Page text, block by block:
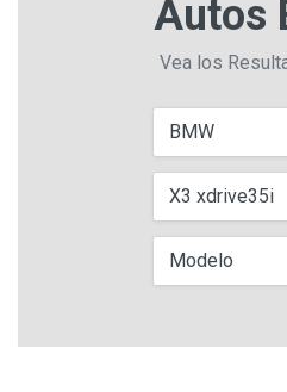
Autos
Vea los
BMW
X3 xdrive35i
Modelo